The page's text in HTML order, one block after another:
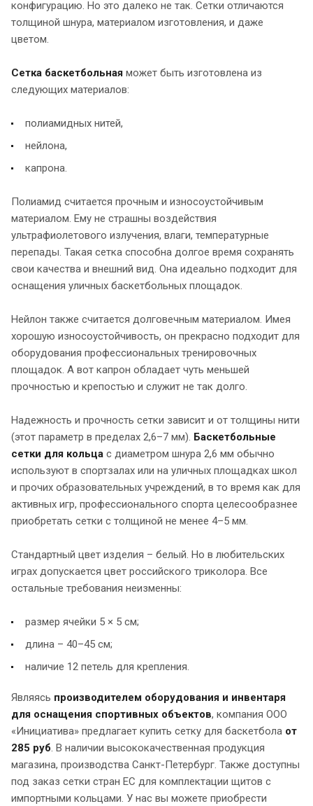
конфигурацию. Но это далеко не так. Сетки отличаются
толщиной шнура, материалом изготовления, и даже
цветом.
Сетка баскетбольная может быть изготовлена из
следующих материалов:
полиамидных нитей,
нейлона,
капрона.
Полиамид считается прочным и износоустойчивым
материалом. Ему не страшны воздействия
ультрафиолетового излучения, влаги, температурные
перепады. Такая сетка способна долгое время сохранять
свои качества и внешний вид. Она идеально подходит для
оснащения уличных баскетбольных площадок.
Нейлон также считается долговечным материалом. Имея
хорошую износоустойчивость, он прекрасно подходит для
оборудования профессиональных тренировочных
площадок. А вот капрон обладает чуть меньшей
прочностью и крепостью и служит не так долго.
Надежность и прочность сетки зависит и от толщины нити
(этот параметр в пределах 2,6–7 мм). Баскетбольные
сетки для кольца с диаметром шнура 2,6 мм обычно
используют в спортзалах или на уличных площадках школ
и прочих образовательных учреждений, в то время как для
активных игр, профессионального спорта целесообразнее
приобретать сетки с толщиной не менее 4–5 мм.
Стандартный цвет изделия – белый. Но в любительских
играх допускается цвет российского триколора. Все
остальные требования неизменны:
размер ячейки 5 × 5 см;
длина – 40–45 см;
наличие 12 петель для крепления.
Являясь производителем оборудования и инвентаря
для оснащения спортивных объектов, компания ООО
«Инициатива» предлагает купить сетку для баскетбола от
285 руб. В наличии высококачественная продукция
магазина, производства Санкт-Петербург. Также доступны
под заказ сетки стран ЕС для комплектации щитов с
импортными кольцами. У нас вы можете приобрести